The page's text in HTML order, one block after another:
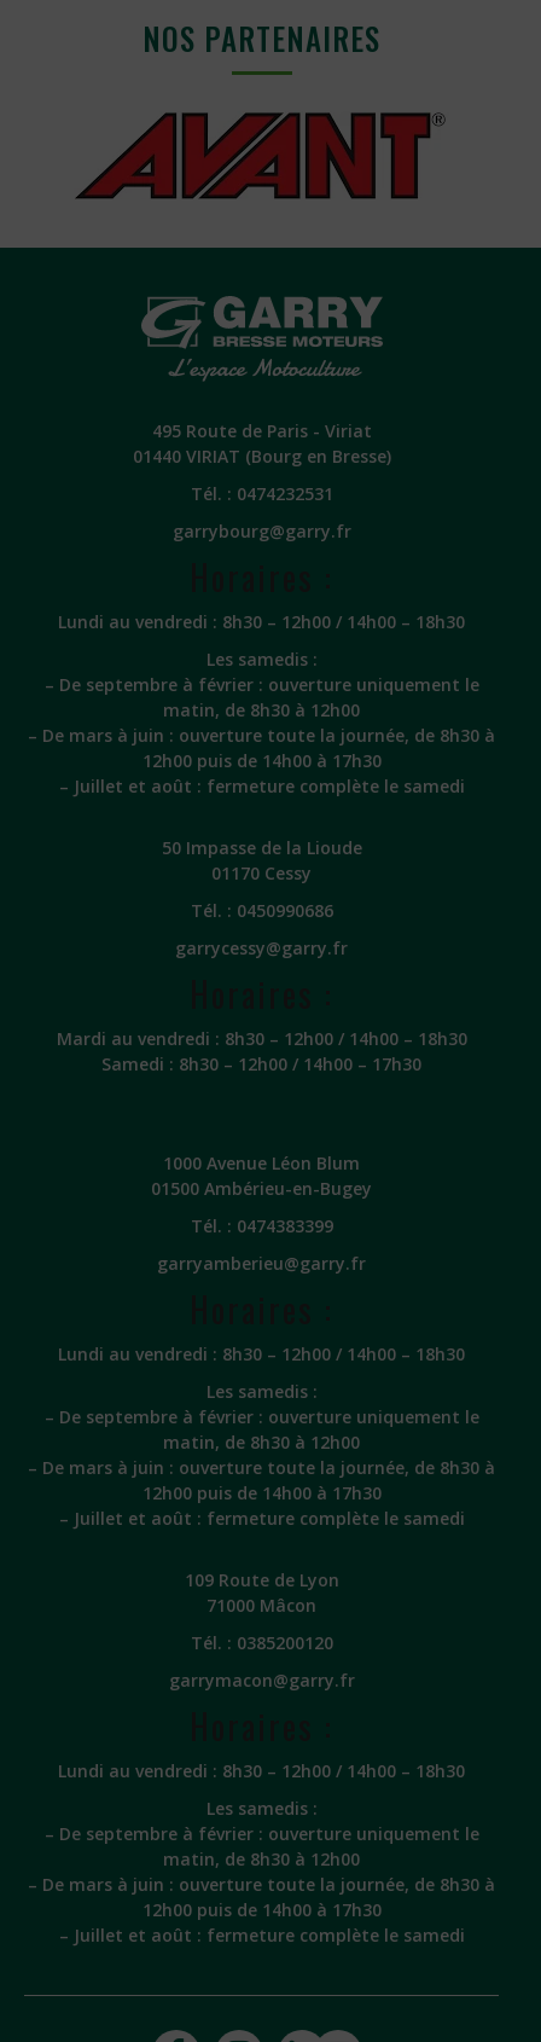
NOS PARTENAIRES
495 Route de Paris - Viriat
01440 VIRIAT (Bourg en Bresse)
Tél. : 0474232531
garrybourg@garry.fr
Lundi au vendredi : 8h30 – 12h00 / 14h00 – 18h30
Les samedis :
– De septembre à février : ouverture uniquement le
matin, de 8h30 à 12h00
– De mars à juin : ouverture toute la journée, de 8h30 à
12h00 puis de 14h00 à 17h30
– Juillet et août : fermeture complète le samedi
50 Impasse de la Lioude
01170 Cessy
Tél. : 0450990686
garrycessy@garry.fr
Mardi au vendredi : 8h30 – 12h00 / 14h00 – 18h30
Samedi : 8h30 – 12h00 / 14h00 – 17h30
1000 Avenue Léon Blum
01500 Ambérieu-en-Bugey
Tél. : 0474383399
garryamberieu@garry.fr
Lundi au vendredi : 8h30 – 12h00 / 14h00 – 18h30
Les samedis :
– De septembre à février : ouverture uniquement le
matin, de 8h30 à 12h00
– De mars à juin : ouverture toute la journée, de 8h30 à
12h00 puis de 14h00 à 17h30
– Juillet et août : fermeture complète le samedi
109 Route de Lyon
71000 Mâcon
Tél. : 0385200120
garrymacon@garry.fr
Lundi au vendredi : 8h30 – 12h00 / 14h00 – 18h30
Les samedis :
– De septembre à février : ouverture uniquement le
matin, de 8h30 à 12h00
– De mars à juin : ouverture toute la journée, de 8h30 à
12h00 puis de 14h00 à 17h30
– Juillet et août : fermeture complète le samedi